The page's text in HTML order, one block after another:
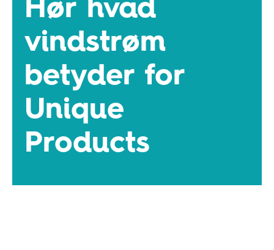
Hør hvad
vindstrøm
betyder for
Unique
Products